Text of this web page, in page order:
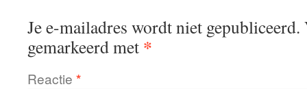
Je e-mailadres wordt niet gepubliceerd.
gemarkeerd met *
Reactie *